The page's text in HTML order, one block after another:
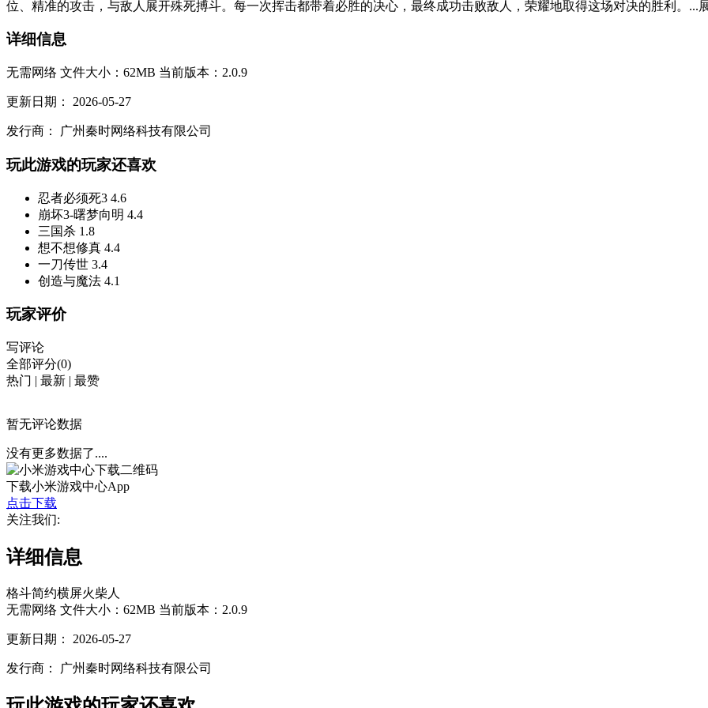
位、精准的攻击，与敌人展开殊死搏斗。每一次挥击都带着必胜的决心，最终成功击败敌人，荣耀地取得这场对决的胜利。...
详细信息
无需网络 文件大小：62MB 当前版本：2.0.9
更新日期： 2026-05-27
发行商： 广州秦时网络科技有限公司
玩此游戏的玩家还喜欢
忍者必须死3 4.6
崩坏3-曙梦向明 4.4
三国杀 1.8
想不想修真 4.4
一刀传世 3.4
创造与魔法 4.1
玩家评价
写评论
全部评分(0)
热门 | 最新 | 最赞
暂无评论数据
没有更多数据了....
下载小米游戏中心App
点击下载
关注我们:
详细信息
格斗简约横屏火柴人
无需网络 文件大小：62MB 当前版本：2.0.9
更新日期： 2026-05-27
发行商： 广州秦时网络科技有限公司